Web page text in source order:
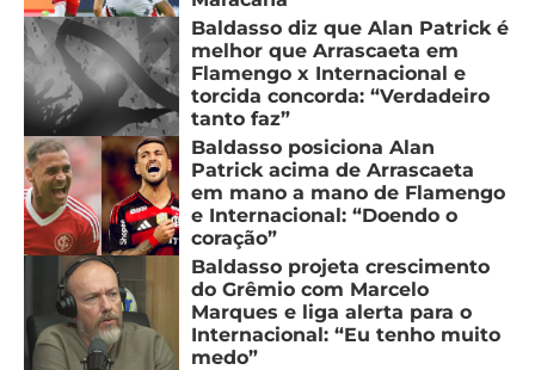
Baldasso diz que Alan Patrick é
melhor que Arrascaeta em
Flamengo x Internacional e
torcida concorda: “Verdadeiro
tanto faz”
Baldasso posiciona Alan
Patrick acima de Arrascaeta
em mano a mano de Flamengo
e Internacional: “Doendo o
coração”
Baldasso projeta crescimento
do Grêmio com Marcelo
Marques e liga alerta para o
Internacional: “Eu tenho muito
medo”